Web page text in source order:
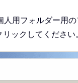
用フォルダー用の
ックしてください。